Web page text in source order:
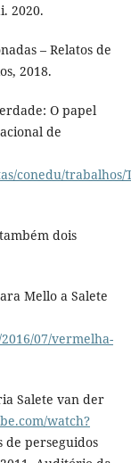
2020.
– Relatos de
2018.
O papel
de
trabalhos/
dois
Mello a Salete
07/vermelha-
Salete van der
watch?
de perseguidos